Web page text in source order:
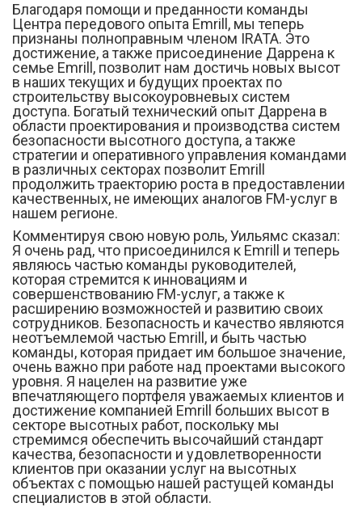
Благодаря помощи и преданности команды
Центра передового опыта Emrill, мы теперь
признаны полноправным членом IRATA. Это
достижение, а также присоединение Даррена к
семье Emrill, позволит нам достичь новых высот
в наших текущих и будущих проектах по
строительству высокоуровневых систем
доступа. Богатый технический опыт Даррена в
области проектирования и производства систем
безопасности высотного доступа, а также
стратегии и оперативного управления командами
в различных секторах позволит Emrill
продолжить траекторию роста в предоставлении
качественных, не имеющих аналогов FM-услуг в
нашем регионе.
Комментируя свою новую роль, Уильямс сказал:
Я очень рад, что присоединился к Emrill и теперь
являюсь частью команды руководителей,
которая стремится к инновациям и
совершенствованию FM-услуг, а также к
расширению возможностей и развитию своих
сотрудников. Безопасность и качество являются
неотъемлемой частью Emrill, и быть частью
команды, которая придает им большое значение,
очень важно при работе над проектами высокого
уровня. Я нацелен на развитие уже
впечатляющего портфеля уважаемых клиентов и
достижение компанией Emrill больших высот в
секторе высотных работ, поскольку мы
стремимся обеспечить высочайший стандарт
качества, безопасности и удовлетворенности
клиентов при оказании услуг на высотных
объектах с помощью нашей растущей команды
специалистов в этой области.